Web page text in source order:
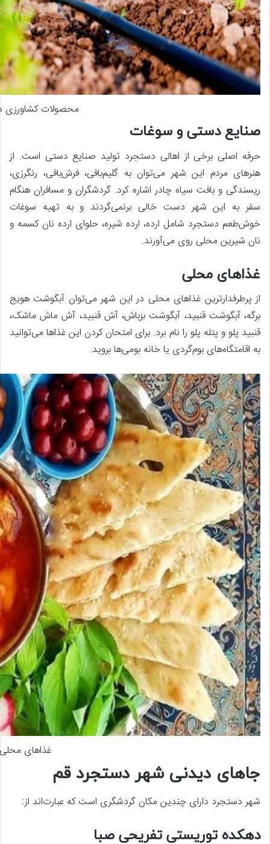
محصولات کشاورزی
صنایع دستی و سوغات
حرفه اصلی برخی از اهالی دستجرد تولید صنایع دستی است. از
هنرهای مردم این شهر می‌توان به گلیم‌بافی، فرش‌بافی، رنگرزی،
ریسندگی و بافت سیاه چادر اشاره کرد. گردشگران و مسافران هنگام
سفر به این شهر دست خالی برنمی‌گردند و به تهیه سوغات
خوش‌طعم دستجرد شامل ارده، ارده شیره، حلوای ارده نان کسمه و
نان شیرین محلی روی می‌آورند.
غذاهای محلی
از پرطرفدارترین غذاهای محلی در این شهر می‌توان آبگوشت هویج
برگه، آبگوشت قنبید، آبگوشت بزباش، آش قنبید، آش ماش ماشک،
قنبید پلو و پتله پلو را نام برد. برای امتحان کردن این غذاها می‌توانید
به اقامتگاه‌های بوم‌گردی یا خانه بومی‌ها بروید.
غذاهای
جاهای دیدنی شهر دستجرد قم
شهر دستجرد دارای چندین مکان گردشگری است که عبارت‌اند از:
دهکده توریستی تفریحی صبا